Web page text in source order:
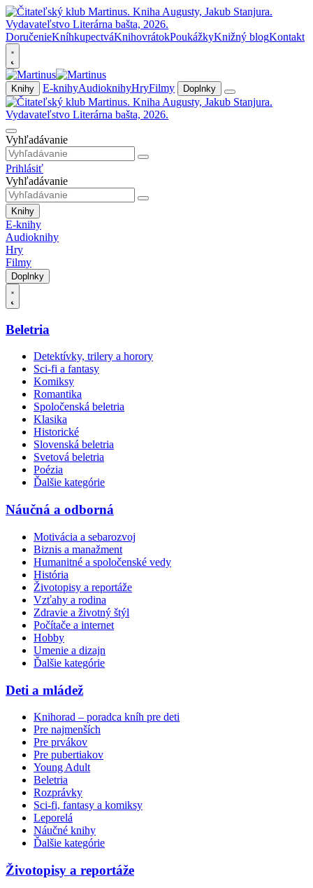
DoručenieKníhkupectváKnihovrátokPoukážkyKnižný blogKontakt
Knihy E-knihyAudioknihyHryFilmy Doplnky
Vyhľadávanie
Prihlásiť
Vyhľadávanie
Knihy
E-knihy
Audioknihy
Hry
Filmy
Doplnky
Beletria
Detektívky, trilery a horory
Sci-fi a fantasy
Komiksy
Romantika
Spoločenská beletria
Klasika
Historické
Slovenská beletria
Svetová beletria
Poézia
Ďalšie kategórie
Náučná a odborná
Motivácia a sebarozvoj
Biznis a manažment
Humanitné a spoločenské vedy
História
Životopisy a reportáže
Vzťahy a rodina
Zdravie a životný štýl
Počítače a internet
Hobby
Umenie a dizajn
Ďalšie kategórie
Deti a mládež
Knihorad – poradca kníh pre deti
Pre najmenších
Pre prvákov
Pre pubertiakov
Young Adult
Beletria
Rozprávky
Sci-fi, fantasy a komiksy
Leporelá
Náučné knihy
Ďalšie kategórie
Životopisy a reportáže